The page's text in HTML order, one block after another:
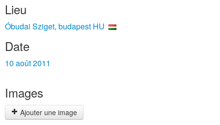
Lieu
Óbudai Sziget, budapest HU
Date
10 août 2011
Images
Ajouter une image